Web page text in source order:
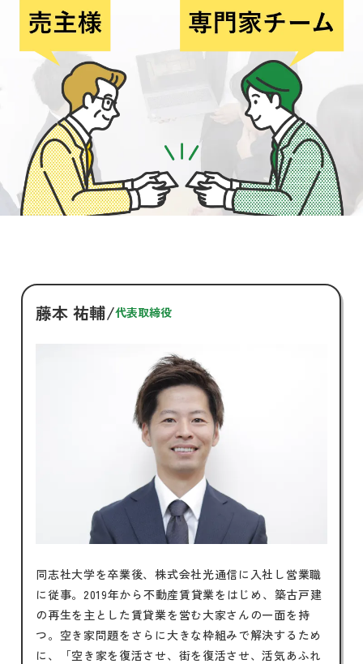
藤本 祐輔 代表取締役
同志社大学を卒業後、株式会社光通信に入社し営業職
に従事。2019年から不動産賃貸業をはじめ、築古戸建
の再生を主とした賃貸業を営む大家さんの一面を持
つ。空き家問題をさらに大きな枠組みで解決するため
に、「空き家を復活させ、街を復活させ、活気あふれ